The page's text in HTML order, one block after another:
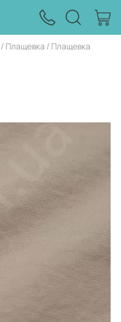
Плащевка
Плащевка